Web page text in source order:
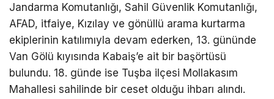
Youtube
TikTok
LinkedIn
Jandarma Komutanlığı, Sahil Güvenlik Komutanlığı,
AFAD, itfaiye, Kızılay ve gönüllü arama kurtarma
ekiplerinin katılımıyla devam ederken, 13. gününde
Van Gölü kıyısında Kabaiş’e ait bir başörtüsü
bulundu. 18. günde ise Tuşba ilçesi Mollakasım
Mahallesi sahilinde bir ceset olduğu ihbarı alındı.